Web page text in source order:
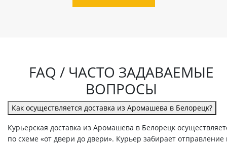
FAQ / ЧАСТО ЗАДАВАЕМЫЕ
ВОПРОСЫ
Как осуществляется доставка из Аромашева в Белорецк?
Курьерская доставка из Аромашева в Белорецк
по схеме «от двери до двери». Курьер забирает отправление